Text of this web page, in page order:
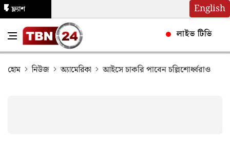
English
ফ্ল্যাশ
লাইভ টিভি
হোম নিউজ অ্যামেরিকা আইসে চাকরি পাবেন চল্লিশোর্ধ্বরাও